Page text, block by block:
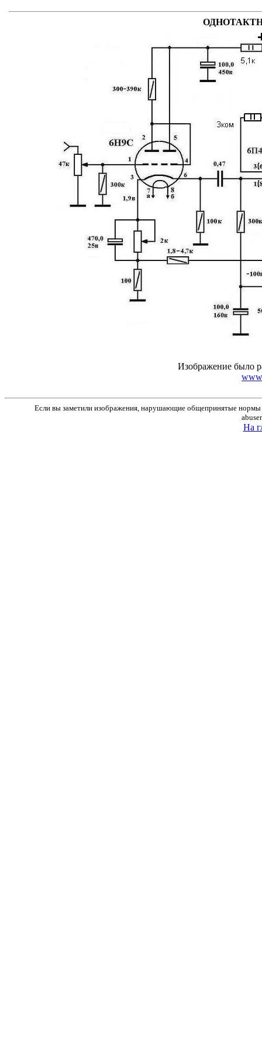
Изображение было
Если вы заметили изображения, нарушающие общепринятые нормы
На